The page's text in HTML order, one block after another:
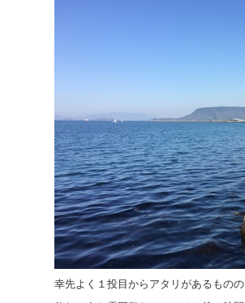
幸先よく１投目からアタリがあるものの